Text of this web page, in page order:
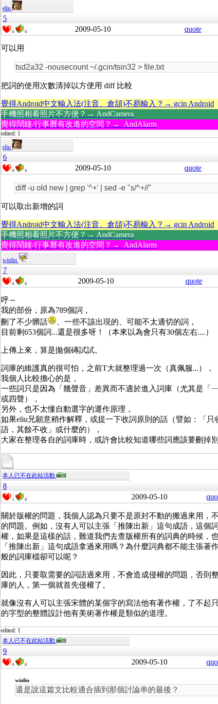
eliu
5
0 0 2009-05-10 quote
可以用
tsd2a32 -nousecount ~/.gcin/tsin32 > file.txt
把詞的使用次數清掉以方便用 diff 比較
覺得Android中文輸入法(注音、倉頡)不易輸入？→ gcin Android
手機照相看照片不方便？→ AndCamera
覺得鬧鐘/行事曆有改進的空間？→ AndAlarm
edited: 1
eliu
6
0 0 2009-05-10 quote
diff -u old new | grep '^+' | sed -e "s/^+//"
可以取出新增的詞
覺得Android中文輸入法(注音、倉頡)不易輸入？→ gcin Android
手機照相看照片不方便？→ AndCamera
覺得鬧鐘/行事曆有改進的空間？→ AndAlarm
winlin
7
0 0 2009-05-10 quote
呼～
我的部份，原為789個詞，
刪了不少髒話
、一些不該出現的、可能不太適切的詞，
目前剩653個詞...還是很多呀！（本來以為會只有30個左右....）
上傳上來，算是拋個磚試試。
詞庫的維護真的很可怕，之前T大就整理過一次（真佩服...），
我個人比較擔心的是，
一些詞只是因為「幾聲音」差異而不適於進入詞庫（尤其是「
或四聲），
另外，也不太懂自動選字的運作原理，
如果eliu兄願意稍作解釋，或提一下收詞原則的話（譬如：「只
語，其餘不收」或什麼的），
大家在整理各自的詞庫時，或許會比較知道哪些詞應該要刪掉
本人已不在此站活動
8
1 0 2009-05-10
關於版權的問題，我個人認為只要不是原封不動的搬過來用，
的問題。例如，沒有人可以主張「推陳出新」這句成語，這個
權，如果是這樣的話，難道我們去查版權所有的詞典的時候，
「推陳出新」這句成語拿過來用嗎？為什麼詞典都不能主張著
般的詞庫檔卻可以呢？
因此，只要取需要的詞語過來用，不會造成侵權的問題，否則
庫的人，第一個就首先侵權了。
就像沒有人可以主張宋體的某個字的寫法他有著作權，了不起
的字型的整體設計他有美術著作權是類似的道理。
edited: 1
本人已不在此站活動
9
0 0 2009-05-10
winlin
還是說這篇文比較適合插到那個討論串的最後？